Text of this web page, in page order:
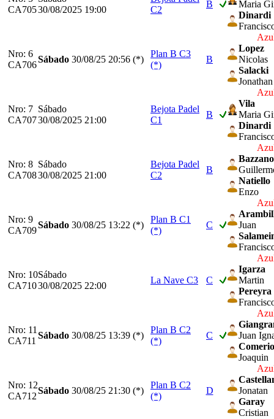
CA70530/08/2025 19:00
C2
B
Maria
Dinardi
Nro: 6
CA706
Sábado 30/08/25 20:56 (*)
Plan B C3
(*)
B
Lopez
Nicolas
Salacki
Jonathan
Nro: 7
CA707
Sábado
30/08/2025 21:00
Bejota Padel
C1
B
Vila
Maria
Dinardi
Nro: 8
CA708
Sábado
30/08/2025 21:00
Bejota Padel
C2
B
Bazzano
Natiello
Enzo
Nro: 9
CA709
Sábado 30/08/25 13:22 (*)
Plan B C1
(*)
C
Juan
Nro: 10
CA710
Sábado
30/08/2025 22:00
La Nave C3 C
Igarza
Martin
Pereyra
Nro: 11
CA711
Sábado 30/08/25 13:39 (*)
Plan B C2
(*)
C
Juan
Comerio
Joaquin
Nro: 12
CA712
Sábado 30/08/25 21:30 (*)
Plan B C2
(*)
D
Jonatan
Garay
Cristian